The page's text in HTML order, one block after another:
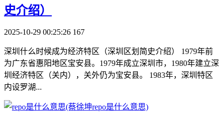
史介绍）
2025-10-29 00:25:26 167
深圳什么时候成为经济特区（深圳区划简史介绍） 1979年前
为广东省惠阳地区宝安县。1979年成立深圳市，1980年建立深
圳经济特区（关内），关外仍为宝安县。 1983年，深圳特区
内设罗湖...